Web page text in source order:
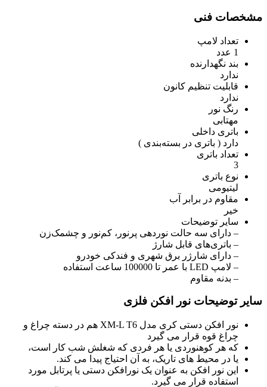
مشخصات فنی
تعداد لامپ
1 عدد
بند نگهدارنده
ندارد
قابلیت تنظیم کانون
ندارد
رنگ نور
مهتابی
باتری داخلی
دارد ( باتری در بسته‌بندی )
تعداد باتری
3
نوع باتری
لیتیومی
مقاوم در برابر آب
خیر
سایر توضیحات
– دارای سه حالت نوردهی پرنور، کم‌نور و چشمک‌زن
– باتری‌های قابل شارژ
– دارای شارژر برق شهری و فندکی خودرو
– لامپ LED با عمر تا 100000 ساعت استفاده
– بدنه مقاوم
سایر توضیحات نور افکن فلزی
نور افکن دستی کری مدل XM-L T6 هم در دسته چراغ و
چراغ قوه قرار می گیرد
که هر کوهنوردی یا هر فردی که شغلش شب کار است،
یا در محیط های تاریک، به آن احتیاج پیدا می کند.
این نور افکن به عنوان یک نورافکن دستی یا پرتابل مورد
استفاده قرار می گیرد.